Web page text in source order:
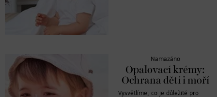
Namazáno
Opalovací krémy:
Ochrana dětí i moří
Vysvětlíme, co je důležité pro